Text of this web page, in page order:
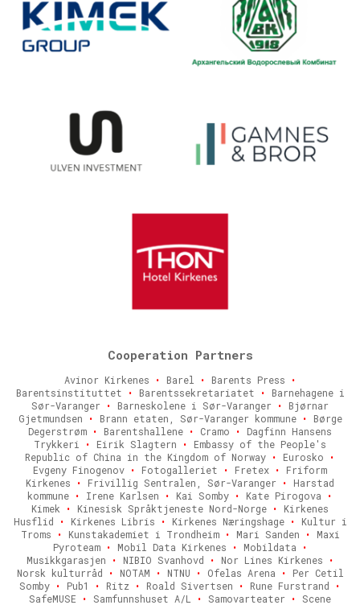
Cooperation Partners
Avinor Kirkenes • Barel • Barents Press
•
Barentsinstituttet
• Barentssekretariatet • Barnehagene i
Sør-Varanger
• Barneskolene i Sør-Varanger •
Bjørnar
Gjetmundsen
• Brann etaten, Sør-Varanger kommune • Børge
Degerstrøm • Barentshallene • Cramo •
Dagfinn Hansens
Trykkeri
• Eirik Slagtern •
Embassy of the People's
Republic of China in the Kingdom of Norway • Eurosko
•
Evgeny Finogenov • Fotogalleriet • Fretex •
Friform
Kirkenes
• Frivillig Sentralen, Sør-Varanger •
Harstad
kommune • Irene Karlsen • Kai Somby • Kate Pirogova
•
Kimek
• Kinesisk Språktjeneste Nord-Norge •
Kirkenes
Husflid
• Kirkenes Libris • Kirkenes Næringshage • Kultur i
Troms
• Kunstakademiet i Trondheim • Mari Sanden • Maxi
Pyroteam • Mobil Data Kirkenes • Mobildata
•
Musikkgarasjen
• NIBIO Svanhovd • Nor Lines Kirkenes
•
Norsk kulturråd
• NOTAM • NTNU • Ofelas Arena • Per Cetil
Somby • Pub1 • Ritz • Roald Sivertsen • Rune Furstrand
•
SafeMUSE
• Samfunnshuset A/L • Samovarteater • Scene